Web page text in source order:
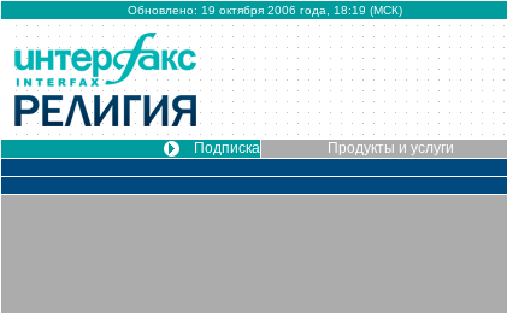
Обновлено: 19 октября 2006 года, 18:19 (МСК)
Подписка Продукты и услуги